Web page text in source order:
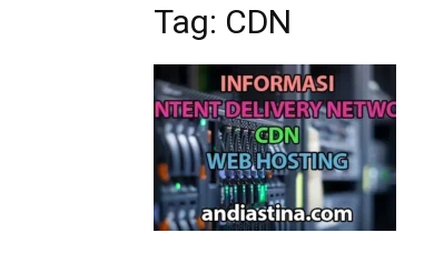
Tag: CDN